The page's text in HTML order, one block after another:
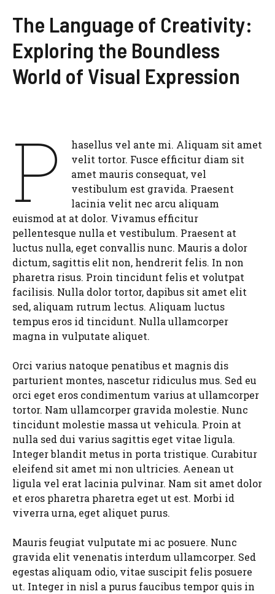
The Language of Creativity:
Exploring the Boundless
World of Visual Expression
P
hasellus vel ante mi. Aliquam sit amet
velit tortor. Fusce efficitur diam sit
amet mauris consequat, vel
vestibulum est gravida. Praesent
lacinia velit nec arcu aliquam
euismod at at dolor. Vivamus efficitur
pellentesque nulla et vestibulum. Praesent at
luctus nulla, eget convallis nunc. Mauris a dolor
dictum, sagittis elit non, hendrerit felis. In non
pharetra risus. Proin tincidunt felis et volutpat
facilisis. Nulla dolor tortor, dapibus sit amet elit
sed, aliquam rutrum lectus. Aliquam luctus
tempus eros id tincidunt. Nulla ullamcorper
magna in vulputate aliquet.
Orci varius natoque penatibus et magnis dis
parturient montes, nascetur ridiculus mus. Sed eu
orci eget eros condimentum varius at ullamcorper
tortor. Nam ullamcorper gravida molestie. Nunc
tincidunt molestie massa ut vehicula. Proin at
nulla sed dui varius sagittis eget vitae ligula.
Integer blandit metus in porta tristique. Curabitur
eleifend sit amet mi non ultricies. Aenean ut
ligula vel erat lacinia pulvinar. Nam sit amet dolor
et eros pharetra pharetra eget ut est. Morbi id
viverra urna, eget aliquet purus.
Mauris feugiat vulputate mi ac posuere. Nunc
gravida elit venenatis interdum ullamcorper. Sed
egestas aliquam odio, vitae suscipit felis posuere
ut. Integer in nisl a purus faucibus tempor quis in